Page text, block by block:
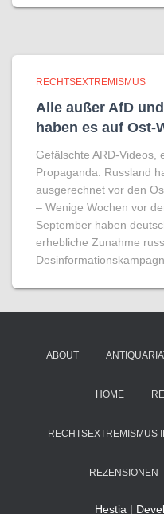
RECHTSEXTREMISMUS
Alle außer AfD
haben es auf Ost-
Gefälschte ARD-Videos,
Propaganda: Russland
ausgerechnet vor den
– Wenige Wochen vor
September haben
erhebliche Zunahme
ABOUT
HOME
RECHTSEXTREMISMUS
REZENSIONEN
Hestia |